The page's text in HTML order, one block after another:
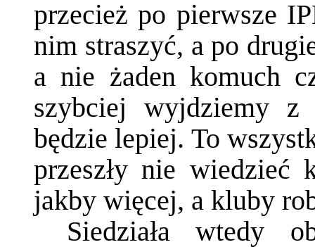
przecież po pierwsze
nim straszyć, a po
a nie żaden komuch
szybciej wyjdziemy
będzie lepiej. To
przeszły nie
jakby więcej, a kluby
Siedziała wtedy